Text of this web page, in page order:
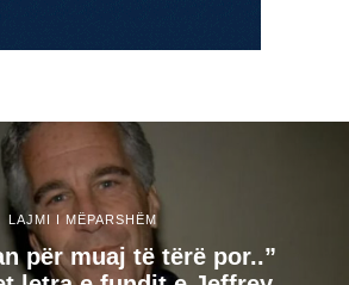
LAJMI I MËPARSHËM
për muaj të tërë por..”